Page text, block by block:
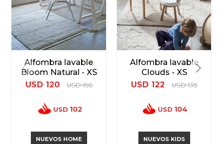
Alfombra lavable
Bloom Natural - XS
USD 120 USD 150
USD 102
NUEVOS HOME
Alfombra lavable
Clouds - XS
USD 122 USD 135
USD 104
NUEVOS KIDS